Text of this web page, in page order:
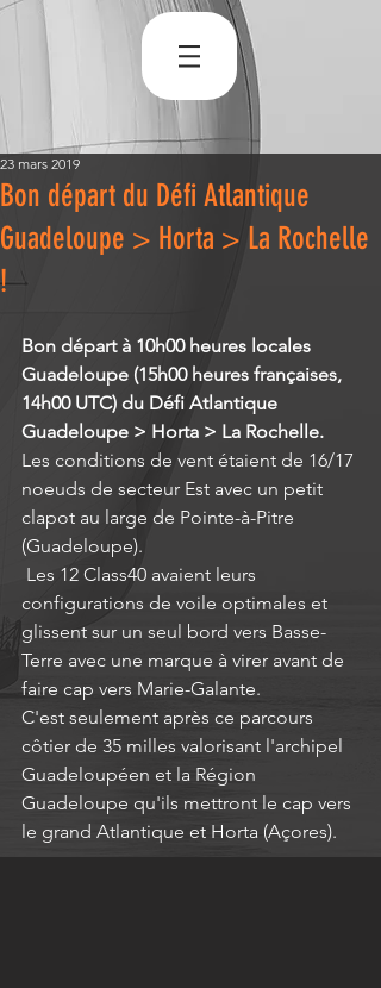
Bon départ du Défi Atlantique
Guadeloupe > Horta > La Rochelle
!
23 mars 2019
Bon départ à 10h00 heures locales
Guadeloupe (15h00 heures françaises,
14h00 UTC) du Défi Atlantique
Guadeloupe > Horta > La Rochelle.
Les conditions de vent étaient de 16/17
noeuds de secteur Est avec un petit
clapot au large de Pointe-à-Pitre
(Guadeloupe).
configurations de voile optimales et
glissent sur un seul bord vers Basse-
Terre avec une marque à virer avant de
faire cap vers Marie-Galante.
C'est seulement après ce parcours
côtier de 35 milles valorisant l'archipel
Guadeloupéen et la Région
Guadeloupe qu'ils mettront le cap vers
le grand Atlantique et Horta (Açores).